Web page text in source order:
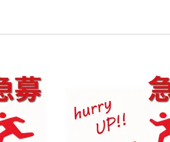
達活躍中,20代活躍中,30代活躍中,40代活